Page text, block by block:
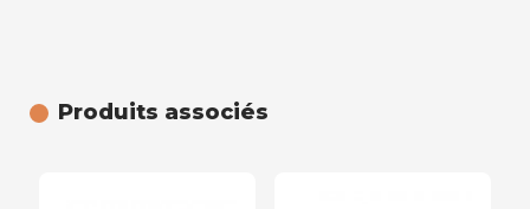
Produits associés